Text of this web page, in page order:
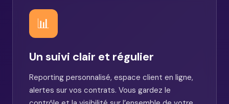
📊
Un suivi clair et régulier
Reporting personnalisé, espace client en ligne,
alertes sur vos contrats. Vous gardez le